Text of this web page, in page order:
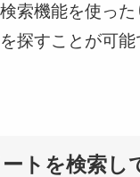
索機能を使っ
探すことが可能
トを検索し